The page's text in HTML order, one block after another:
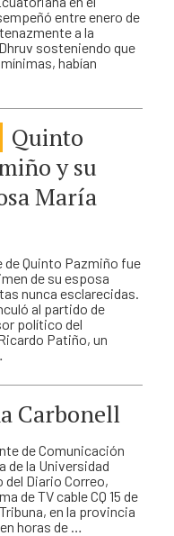
entre enero de
a la
sosteniendo que
habían
Quinto
y su
María
de Quinto Pazmiño fue
de su esposa
nunca esclarecidas.
al partido de
político del
Patiño, un
Carbonell
de Comunicación
de la Universidad
del Diario Correo,
de TV cable CQ 15 de
en la provincia
horas de …